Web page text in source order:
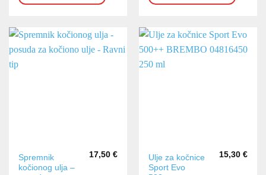
Spremnik
kočionog ulja –
17,50 €
Ulje za kočnice
Sport Evo
15,30 €